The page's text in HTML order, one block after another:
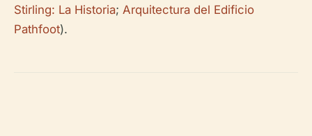
Stirling: La Historia; Arquitectura del Edificio
Pathfoot).